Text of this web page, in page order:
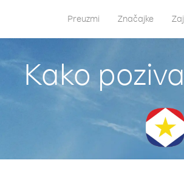
Preuzmi Značajke
Kako